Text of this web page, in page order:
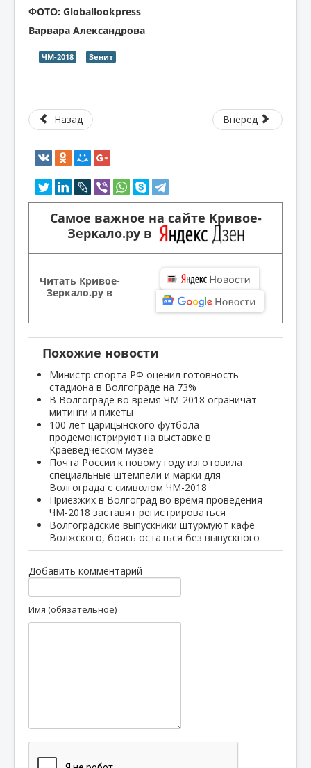
ФОТО: Globallookpress
Варвара Александрова
ЧМ-2018 Зенит
Назад Вперед
Самое важное на сайте Кривое-
Зеркало.ру в
Читать Кривое-
Зеркало.ру в
Похожие новости
Министр спорта РФ оценил готовность
стадиона в Волгограде на 73%
В Волгограде во время ЧМ-2018 ограничат
митинги и пикеты
100 лет царицынского футбола
продемонстрируют на выставке в
Краеведческом музее
Почта России к новому году изготовила
специальные штемпели и марки для
Волгограда с символом ЧМ-2018
Приезжих в Волгоград во время проведения
ЧМ-2018 заставят регистрироваться
Волгоградские выпускники штурмуют кафе
Волжского, боясь остаться без выпускного
Добавить комментарий
Имя (обязательное)